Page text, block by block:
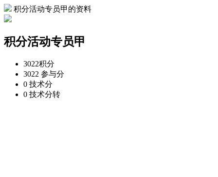
积分活动专员甲的资料
积分活动专员甲
3022积分
3022 参与分
0 技术分
0 技术分转